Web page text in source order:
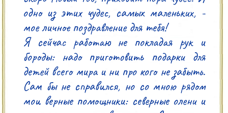
одно из этих чудес, самых маленьких, -
мое личное поздравление для тебя!
Я сейчас работаю не покладая рук и
бороды: надо приготовить подарки для
детей всего мира и ни про кого не забыть.
Сам бы не справился, но со мною рядом
мои верные помощники: северные олени и